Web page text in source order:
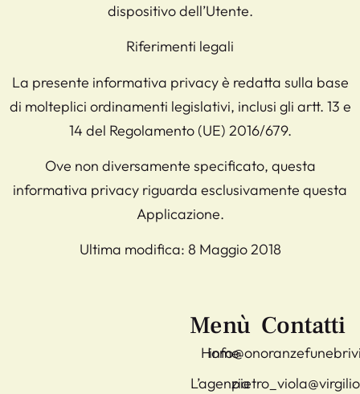
dispositivo dell’Utente.
Riferimenti legali
La presente informativa privacy è redatta sulla base
di molteplici ordinamenti legislativi, inclusi gli artt. 13 e
14 del Regolamento (UE) 2016/679.
Ove non diversamente specificato, questa
informativa privacy riguarda esclusivamente questa
Applicazione.
Ultima modifica: 8 Maggio 2018
Menù
Home
L’agenzia
Contatti